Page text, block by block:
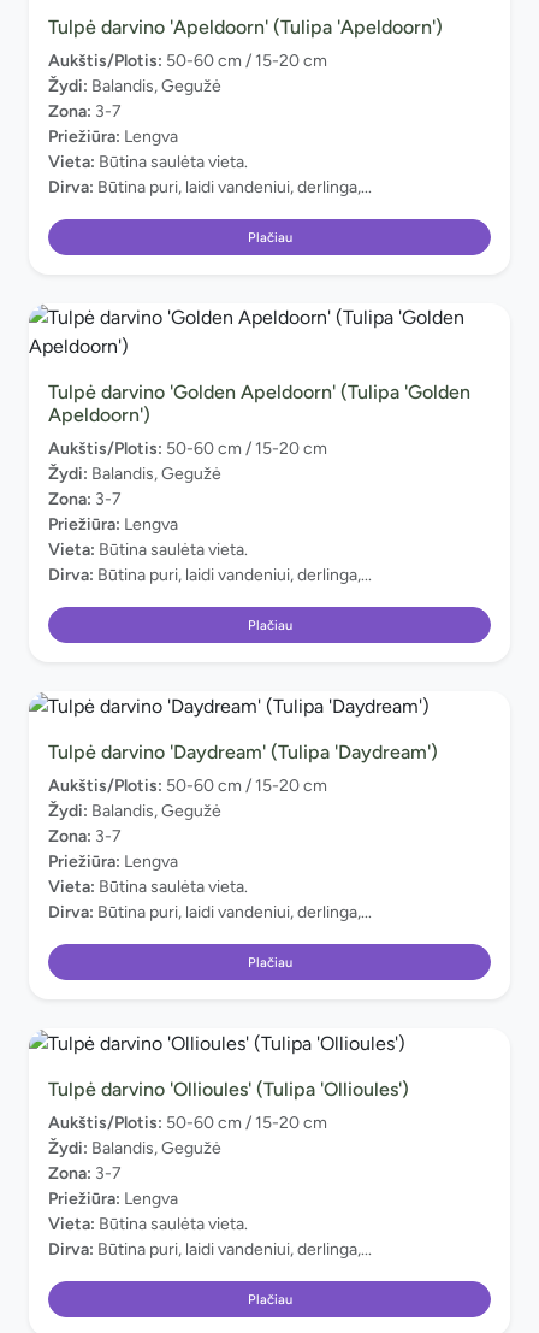
Tulpė darvino 'Apeldoorn' (Tulipa 'Apeldoorn')
Aukštis/Plotis: 50-60 cm / 15-20 cm
Žydi: Balandis, Gegužė
Zona: 3-7
Priežiūra: Lengva
Vieta: Būtina saulėta vieta.
Dirva: Būtina puri, laidi vandeniui, derlinga,...
Plačiau
Tulpė darvino 'Golden Apeldoorn' (Tulipa 'Golden
Apeldoorn')
Aukštis/Plotis: 50-60 cm / 15-20 cm
Žydi: Balandis, Gegužė
Zona: 3-7
Priežiūra: Lengva
Vieta: Būtina saulėta vieta.
Dirva: Būtina puri, laidi vandeniui, derlinga,...
Plačiau
Tulpė darvino 'Daydream' (Tulipa 'Daydream')
Aukštis/Plotis: 50-60 cm / 15-20 cm
Žydi: Balandis, Gegužė
Zona: 3-7
Priežiūra: Lengva
Vieta: Būtina saulėta vieta.
Dirva: Būtina puri, laidi vandeniui, derlinga,...
Plačiau
Tulpė darvino 'Ollioules' (Tulipa 'Ollioules')
Aukštis/Plotis: 50-60 cm / 15-20 cm
Žydi: Balandis, Gegužė
Zona: 3-7
Priežiūra: Lengva
Vieta: Būtina saulėta vieta.
Dirva: Būtina puri, laidi vandeniui, derlinga,...
Plačiau